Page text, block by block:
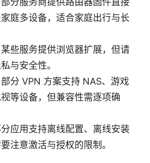
庭多设备，适合家庭出行与长
些服务提供浏览器扩展，但请
与安全性。
分 VPN 方案支持 NAS、游戏
等设备，但兼容性需逐项确
应用支持离线配置、离线安装
注意激活与授权的限制。